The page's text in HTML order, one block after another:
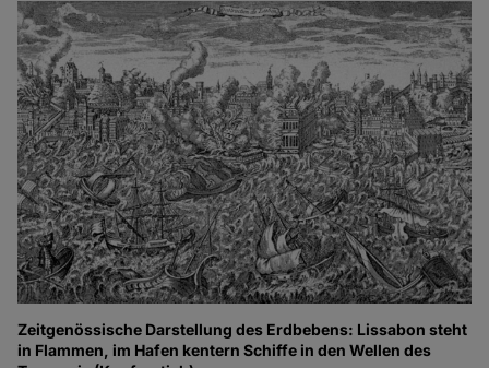
Zeitgenössische Darstellung des Erdbebens: Lissabon steht
in Flammen, im Hafen kentern Schiffe in den Wellen des